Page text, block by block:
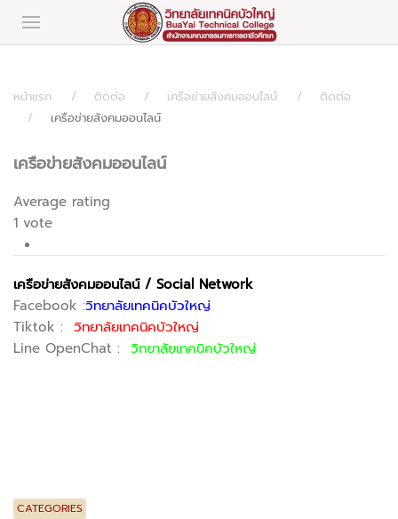
หน้าแรก ติดต่อ เครือข่ายสังคมออนไลน์
ติดต่อ
เครือข่ายสังคมออนไลน์
เครือข่ายสังคมออนไลน์
Average rating
1 vote
2
3
4
5
เครือข่ายสังคมออนไลน์ / Social Network
Facebook :วิทยาลัยเทคนิคบัวใหญ่
Tiktok : วิทยาลัยเทคนิคบัวใหญ่
Line OpenChat : วิทยาลัยเทคนิคบัวใหญ่
CATEGORIES